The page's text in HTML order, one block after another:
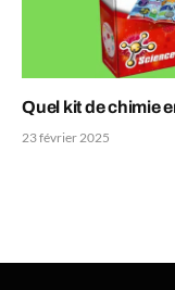
Quel kit de chimie
23 février 2025